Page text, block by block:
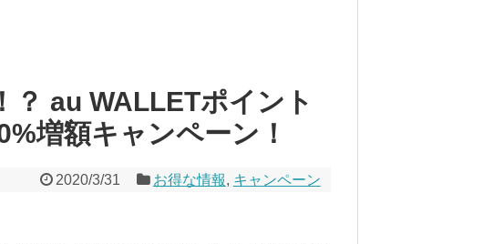
？ au WALLETポイント
増額キャンペーン！
2020/3/31 お得な情報, キャンペーン